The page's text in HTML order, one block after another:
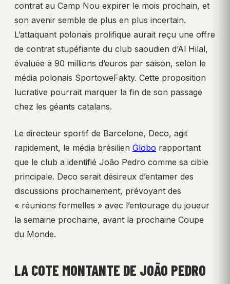
contrat au Camp Nou expirer le mois prochain, et
son avenir semble de plus en plus incertain.
L’attaquant polonais prolifique aurait reçu une offre
de contrat stupéfiante du club saoudien d’Al Hilal,
évaluée à 90 millions d’euros par saison, selon le
média polonais SportoweFakty. Cette proposition
lucrative pourrait marquer la fin de son passage
chez les géants catalans.
Le directeur sportif de Barcelone, Deco, agit
rapidement, le média brésilien Globo rapportant
que le club a identifié João Pedro comme sa cible
principale. Deco serait désireux d’entamer des
discussions prochainement, prévoyant des
« réunions formelles » avec l’entourage du joueur
la semaine prochaine, avant la prochaine Coupe
du Monde.
LA COTE MONTANTE DE JOÃO PEDRO